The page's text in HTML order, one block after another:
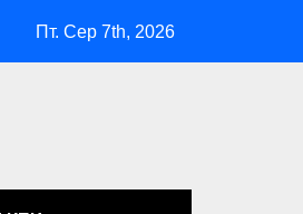
ефективну систему управління
Пт. Сер 7th, 2026